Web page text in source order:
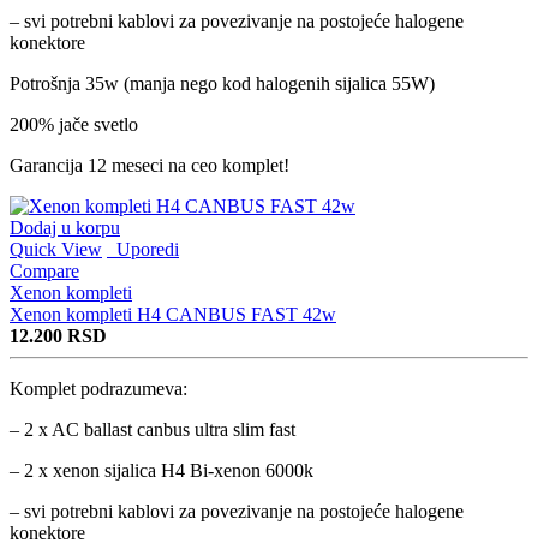
– svi potrebni kablovi za povezivanje na postojeće halogene
konektore
Potrošnja 35w (manja nego kod halogenih sijalica 55W)
200% jače svetlo
Garancija 12 meseci na ceo komplet!
Dodaj u korpu
Quick View
Uporedi
Compare
Xenon kompleti
Xenon kompleti H4 CANBUS FAST 42w
12.200 RSD
Komplet podrazumeva:
– 2 x AC ballast canbus ultra slim fast
– 2 x xenon sijalica H4 Bi-xenon 6000k
– svi potrebni kablovi za povezivanje na postojeće halogene
konektore